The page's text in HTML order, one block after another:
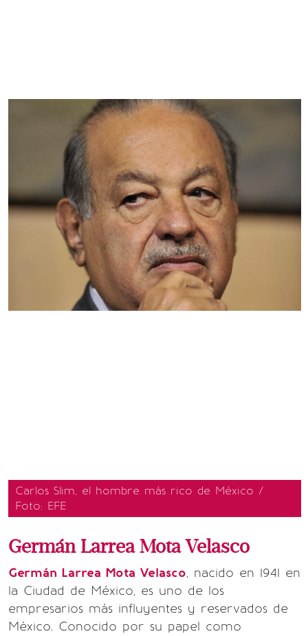
Carlos Slim, el hombre más rico de México /
Foto: EFE
Germán Larrea Mota Velasco
Germán Larrea Mota Velasco, nacido en 1941 en
la Ciudad de México, es uno de los
empresarios más influyentes y reservados de
México. Conocido por su papel como